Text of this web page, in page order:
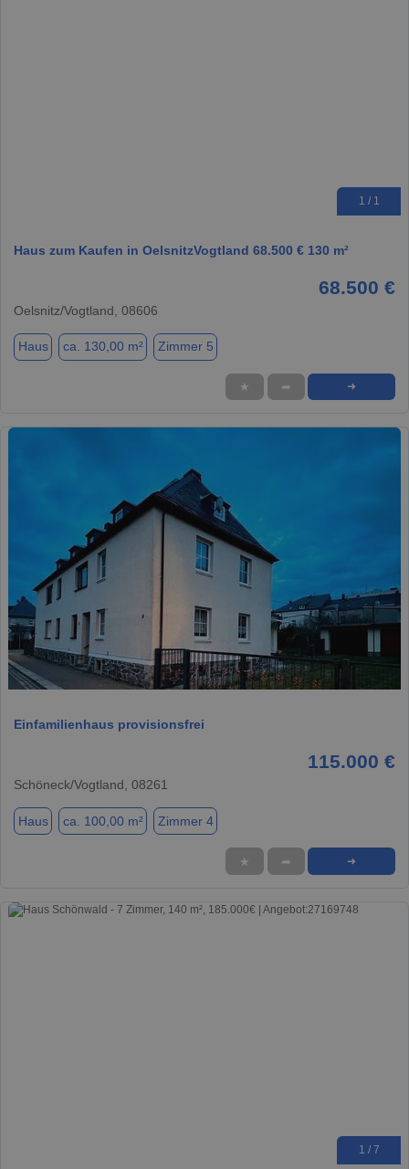
1 / 1
Haus zum Kaufen in OelsnitzVogtland 68.500 € 130 m²
68.500 €
Oelsnitz/Vogtland, 08606
Haus ca. 130,00 m² Zimmer 5
★ ➦ ➜
Einfamilienhaus provisionsfrei
115.000 €
Schöneck/Vogtland, 08261
Haus ca. 100,00 m² Zimmer 4
★ ➦ ➜
1 / 7